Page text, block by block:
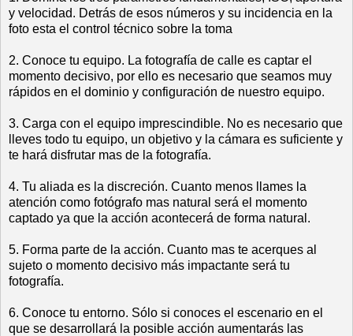
y velocidad. Detrás de esos números y su incidencia en la
foto esta el control técnico sobre la toma
2. Conoce tu equipo. La fotografía de calle es captar el
momento decisivo, por ello es necesario que seamos muy
rápidos en el dominio y configuración de nuestro equipo.
3. Carga con el equipo imprescindible. No es necesario que
lleves todo tu equipo, un objetivo y la cámara es suficiente y
te hará disfrutar mas de la fotografía.
4. Tu aliada es la discreción. Cuanto menos llames la
atención como fotógrafo mas natural será el momento
captado ya que la acción acontecerá de forma natural.
5. Forma parte de la acción. Cuanto mas te acerques al
sujeto o momento decisivo más impactante será tu
fotografía.
6. Conoce tu entorno. Sólo si conoces el escenario en el
que se desarrollará la posible acción aumentarás las